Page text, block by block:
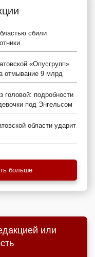
сбили
«Опусгрупп»
отмывание 9 млрд
головой: подробности
под Энгельсом
области ударит
больше
или